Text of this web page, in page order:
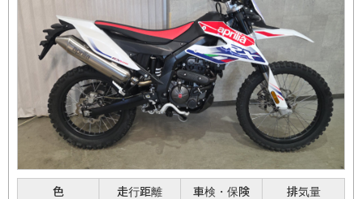
色 走行距離 車検・保険
排気量